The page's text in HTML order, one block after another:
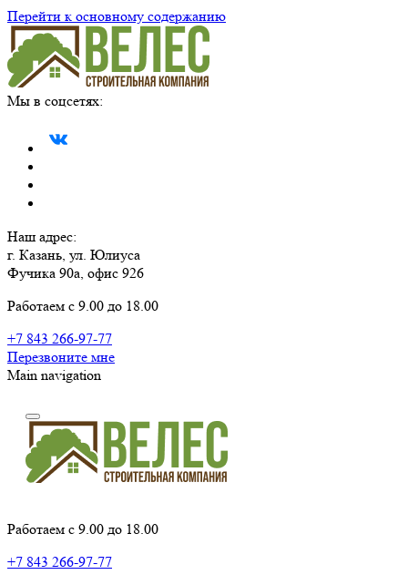
Перейти к основному содержанию
Мы в соцсетях:
Наш адрес:
г. Казань, ул. Юлиуса
Фучика 90а, офис 926
Работаем с 9.00 до 18.00
+7 843 266-97-77
Перезвоните мне
Main navigation
Работаем с 9.00 до 18.00
+7 843 266-97-77